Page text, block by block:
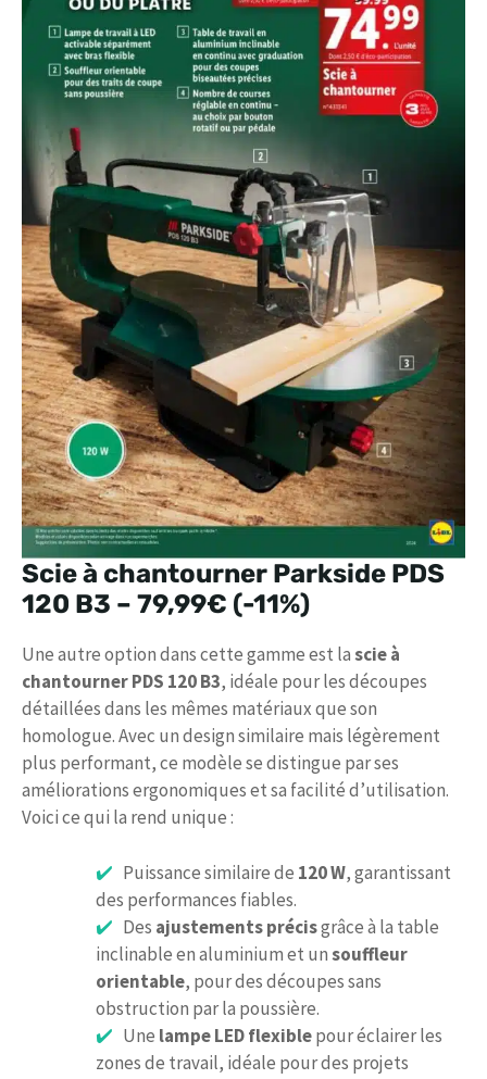
Scie à chantourner Parkside PDS
120 B3 – 79,99€ (-11%)
Une autre option dans cette gamme est lascie à
chantourner PDS 120 B3, idéale pour les découpes
détaillées dans les mêmes matériaux que son
homologue. Avec un design similaire mais légèrement
plus performant, ce modèle se distingue par ses
améliorations ergonomiques et sa facilité d’utilisation.
Voici ce qui la rend unique :
Puissance similaire de 120 W, garantissant
des performances fiables.
Des ajustements précisgrâce à la table
inclinable en aluminium et unsouffleur
orientable, pour des découpes sans
obstruction par la poussière.
Une lampe LED flexiblepour éclairer les
zones de travail, idéale pour des projets